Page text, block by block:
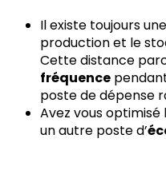
Il existe toujours
production et le
Cette distance
fréquence
poste de dépense
Avez vous
un autre poste d’